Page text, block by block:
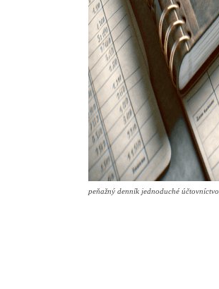
peňažný denník jednoduché účtovníctvo